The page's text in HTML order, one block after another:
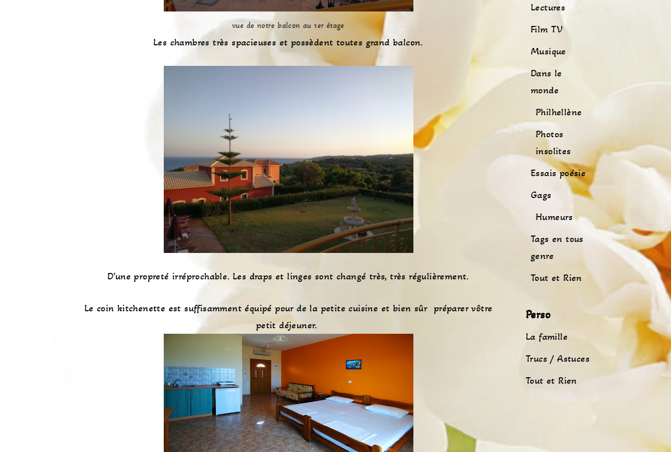
vue de notre balcon au 1er étage
Les chambres très spacieuses et possèdent toutes grand balcon.
D’une propreté irréprochable. Les draps et linges sont changé très, très régulièrement.
Le coin kitchenette est suffisamment équipé pour de la petite cuisine et bien sûr préparer vôtre
petit déjeuner.
Lectures
Film TV
Musique
Dans le
monde
Philhellène
Photos
insolites
Essais poésie
Gags
Humeurs
Tags en tous
genre
Tout et Rien
Perso
La famille
Trucs / Astuces
Tout et Rien